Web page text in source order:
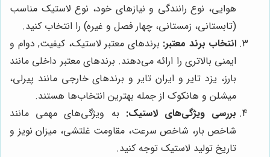
هوایی، نوع رانندگی و نیازهای خود، نوع لاستیک مناسب
(تابستانی، زمستانی، چهار فصل و غیره) را انتخاب کنید.
انتخاب برند معتبر: برندهای معتبر لاستیک، کیفیت, دوام و
ایمنی بالاتری را ارائه می‌دهند. برندهای معتبر داخلی مانند
بارز، یزد تایر و ایران تایر و برندهای خارجی مانند پیرلی،
میشلن و هانکوک از جمله بهترین انتخاب‌ها هستند.
بررسی ویژگی‌های لاستیک: به ویژگی‌های مهمی مانند
شاخص بار، شاخص سرعت، مقاومت غلتشی، میزان نویز و
تاریخ تولید لاستیک توجه کنید.